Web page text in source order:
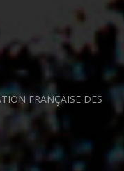
FRANÇAISE DES